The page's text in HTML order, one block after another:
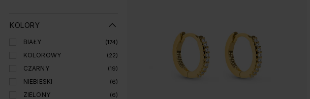
KOLORY
BIAŁY (174)
KOLOROWY (22)
CZARNY (19)
NIEBIESKI (6)
ZIELONY (6)